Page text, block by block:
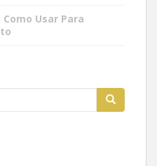
Como Usar Para